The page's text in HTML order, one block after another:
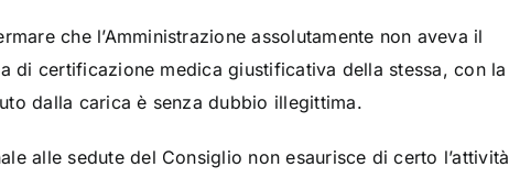
che l’Amministrazione assolutamente non aveva il
di certificazione medica giustificativa della stessa, con la
dalla carica è senza dubbio illegittima.
alle sedute del Consiglio non esaurisce di certo l’attività